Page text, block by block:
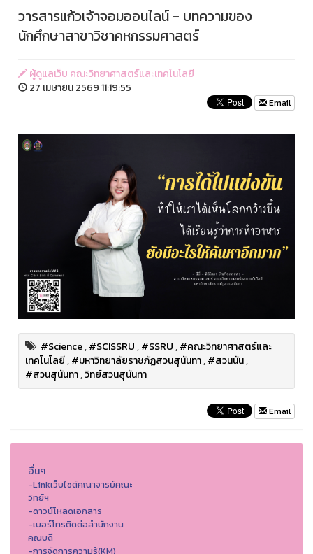
วารสารแก้วเจ้าจอมออนไลน์ - บทความของ
นักศึกษาสาขาวิชาคหกรรมศาสตร์
ผู้ดูแลเว็บ คณะวิทยาศาสตร์และเทคโนโลยี
27 เมษายน 2569 11:19:55
Email
#Science,#SCISSRU,#SSRU,#คณะวิทยาศาสตร์และ
เทคโนโลยี,#มหาวิทยาลัยราชภัฏสวนสุนันทา,#สวนนัน,
#สวนสุนันทา,วิทย์สวนสุนันทา
Email
อื่นๆ
-Linkเว็บไซต์คณาจารย์คณะ
วิทย์ฯ
-ดาวน์โหลดเอกสาร
-เบอร์โทรติดต่อสำนักงาน
คณบดี
-การจัดการความรู้(KM)